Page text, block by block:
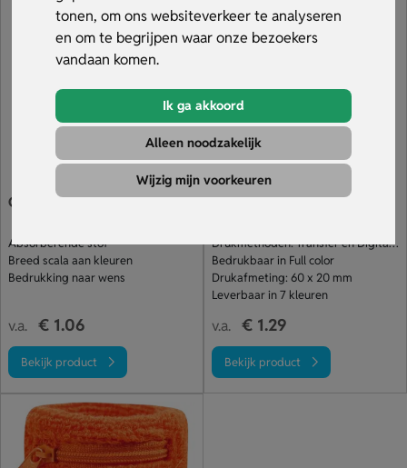
tonen, om ons websiteverkeer te analyseren
en om te begrijpen waar onze bezoekers
vandaan komen.
Ik ga akkoord
Alleen noodzakelijk
Wijzig mijn voorkeuren
van 25 stuks of snelle levering nodig binnen 5 dagen?
Geen probleem. Bestel snel en ontvang gratis een digitaal
voorbeeld van jouw gepersonaliseerde zweetbandjes.
Bekijk het assortiment.
Goedkope Zweetbandjes
Absorberende stof
Breed scala aan kleuren
Bedrukking naar wens
v.a. € 1.06
Bekijk product
Hoofd Zweetband Met
Drukmethoden: Transfer en Digitale transfer
Bedrukbaar in Full color
Drukafmeting: 60 x 20 mm
Leverbaar in 7 kleuren
v.a. € 1.29
Bekijk product